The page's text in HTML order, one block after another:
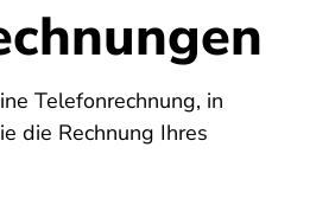
Telefonrechnung, in
die Rechnung Ihres